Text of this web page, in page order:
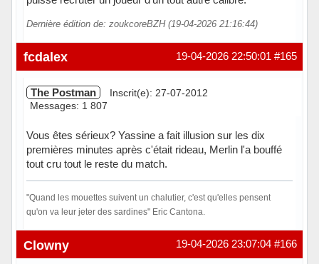
Dernière édition de: zoukcoreBZH (19-04-2026 21:16:44)
Hors ligne #165
19-04-2026 22:50:01
fcdalex
The Postman
Inscrit(e): 27-07-2012
Messages: 1 807
Vous êtes sérieux? Yassine a fait illusion sur les dix
premières minutes après c'était rideau, Merlin l'a bouffé
tout cru tout le reste du match.
"Quand les mouettes suivent un chalutier, c'est qu'elles pensent
qu'on va leur jeter des sardines" Eric Cantona.
Hors ligne #166
19-04-2026 23:07:04
Clowny